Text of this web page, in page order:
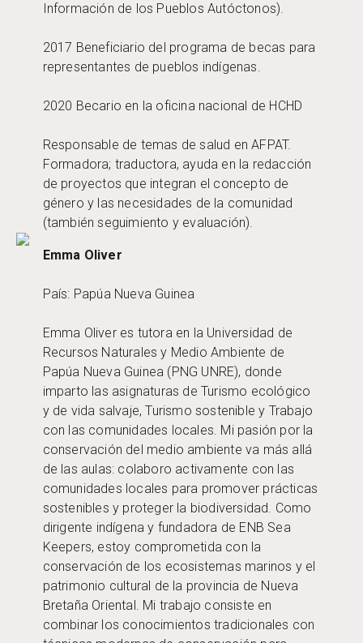
Información de los Pueblos Autóctonos).
2017 Beneficiario del programa de becas para
representantes de pueblos indígenas.
2020 Becario en la oficina nacional de HCHD
Responsable de temas de salud en AFPAT.
Formadora; traductora, ayuda en la redacción
de proyectos que integran el concepto de
género y las necesidades de la comunidad
(también seguimiento y evaluación).
Emma Oliver
País: Papúa Nueva Guinea
Emma Oliver es tutora en la Universidad de
Recursos Naturales y Medio Ambiente de
Papúa Nueva Guinea (PNG UNRE), donde
imparto las asignaturas de Turismo ecológico
y de vida salvaje, Turismo sostenible y Trabajo
con las comunidades locales. Mi pasión por la
conservación del medio ambiente va más allá
de las aulas: colaboro activamente con las
comunidades locales para promover prácticas
sostenibles y proteger la biodiversidad. Como
dirigente indígena y fundadora de ENB Sea
Keepers, estoy comprometida con la
conservación de los ecosistemas marinos y el
patrimonio cultural de la provincia de Nueva
Bretaña Oriental. Mi trabajo consiste en
combinar los conocimientos tradicionales con